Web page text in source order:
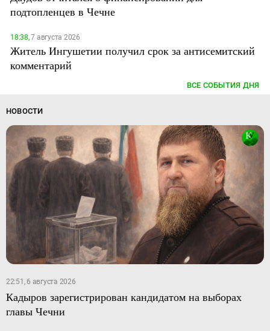
подтопленцев в Чечне
18:38,7 августа 2026
Житель Ингушетии получил срок за антисемитский
комментарий
ВСЕ СОБЫТИЯ ДНЯ
НОВОСТИ
22:51, 6 августа 2026
Кадыров зарегистрирован кандидатом на выборах
главы Чечни